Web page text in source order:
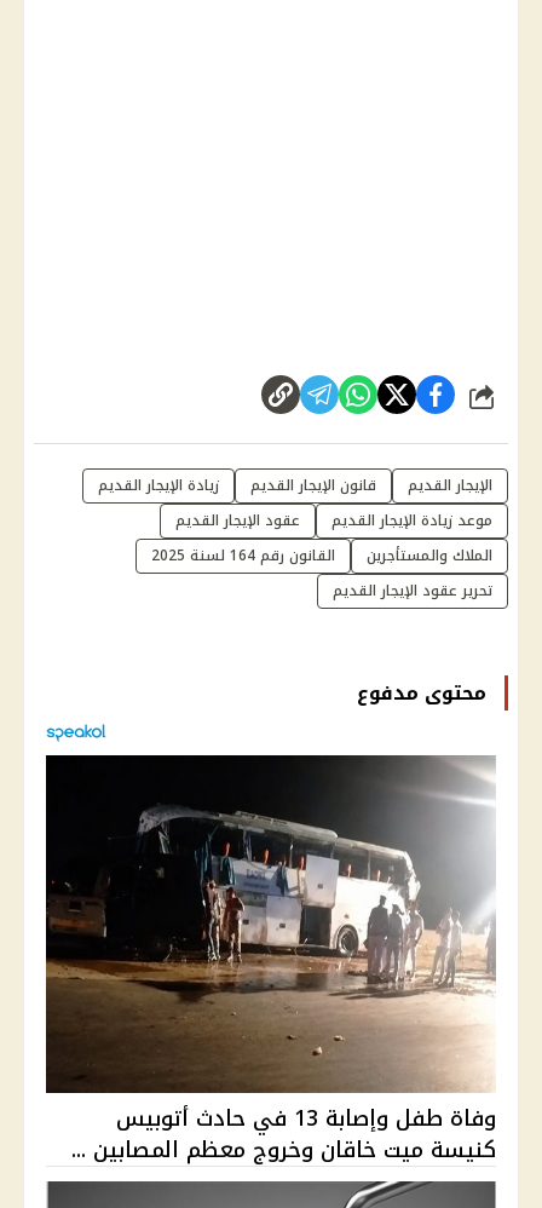
شارك
الإيجار القديم قانون الإيجار القديم
زيادة الإيجار القديم
موعد زيادة الإيجار القديم
عقود الإيجار القديم
الملاك والمستأجرين
القانون رقم 164 لسنة 2025
تحرير عقود الإيجار القديم
محتوى مدفوع
وفاة طفل وإصابة 13 في حادث أتوبيس
كنيسة ميت خاقان وخروج معظم المصابين ...